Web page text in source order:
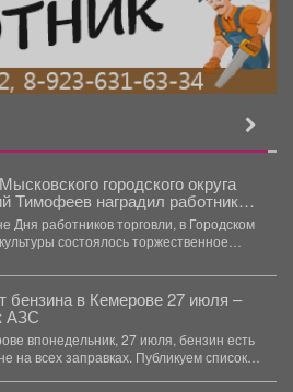
городского округа
Тимофеев наградил работников
Дня работников торговли, в Городском
состоялось торжественное
празднику. ...
бензина в Кемерове 27 июля –
АЗС
впонедельник, 27 июля, бензин есть
на всех заправках. Публикуем список